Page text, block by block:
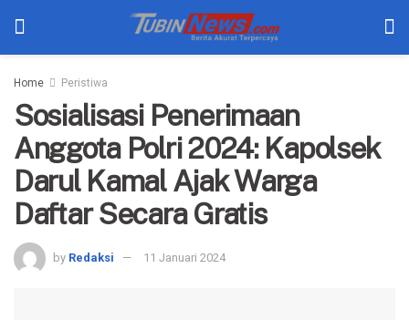
Home Peristiwa
Sosialisasi Penerimaan
Anggota Polri 2024: Kapolsek
Darul Kamal Ajak Warga
Daftar Secara Gratis
by Redaksi 11 Januari 2024